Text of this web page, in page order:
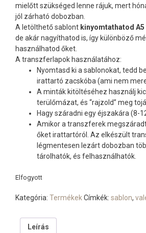
mielőtt szükséged lenne rájuk, mert
jól zárható dobozban.
A letölthető sablont kinyomtathatod A5
de akár nagyíthatod is, így különböző
használhatod őket.
A transzferlapok használatához:
Nyomtasd ki a sablonokat, tedd
irattartó zacskóba (ami nem
A minták kitöltéséhez használj
terülőmázat, és “rajzold” meg
Hagy száradni egy éjszakára (8-
Amikor a transzferek
őket irattartóról. Az elkészült
légmentesen lezárt dobozban
tárolhatók, és felhasználhatók.
Elfogyott
Kategória: Termékek Címkék: sablon,
Leírás